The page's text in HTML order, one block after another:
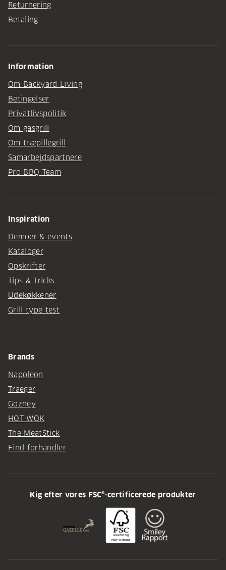
Returnering
Betaling
Information
Om Backyard Living
Betingelser
Privatlivspolitik
Om gasgrill
Om træpillegrill
Samarbejdspartnere
Pro BBQ Team
Inspiration
Demoer & events
Kataloger
Opskrifter
Tips & Tricks
Udekøkkener
Grill type test
Brands
Napoleon
Traeger
Gozney
HOT WOK
The MeatStick
Find forhandler
Kig efter vores FSC®-certificerede produkter